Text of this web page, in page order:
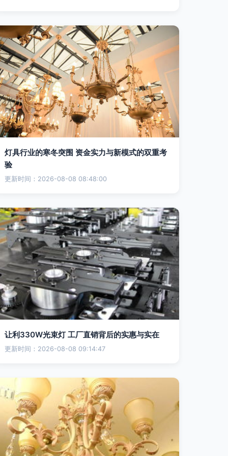
灯具行业的寒冬突围 资金实力与新模式的双重考
验
更新时间：2026-08-08 08:48:00
让利330W光束灯 工厂直销背后的实惠与实在
更新时间：2026-08-08 09:14:47